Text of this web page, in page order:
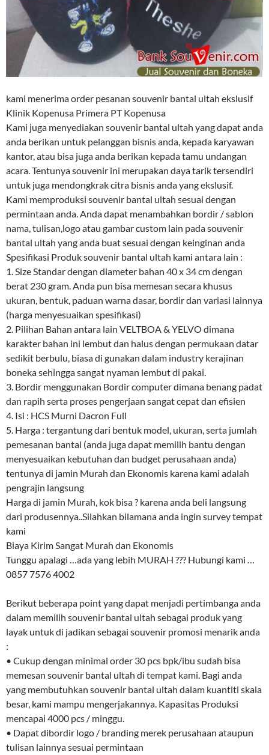
kami menerima order pesanan souvenir bantal ultah ekslusif
Klinik Kopenusa Primera PT Kopenusa
Kami juga menyediakan souvenir bantal ultah yang dapat anda
anda berikan untuk pelanggan bisnis anda, kepada karyawan
kantor, atau bisa juga anda berikan kepada tamu undangan
acara. Tentunya souvenir ini merupakan daya tarik tersendiri
untuk juga mendongkrak citra bisnis anda yang ekslusif.
Kami memproduksi souvenir bantal ultah sesuai dengan
permintaan anda. Anda dapat menambahkan bordir / sablon
nama, tulisan,logo atau gambar custom lain pada souvenir
bantal ultah yang anda buat sesuai dengan keinginan anda
Spesifikasi Produk souvenir bantal ultah kami antara lain :
1. Size Standar dengan diameter bahan 40 x 34 cm dengan
berat 230 gram. Anda pun bisa memesan secara khusus
ukuran, bentuk, paduan warna dasar, bordir dan variasi lainnya
(harga menyesuaikan spesifikasi)
2. Pilihan Bahan antara lain VELTBOA & YELVO dimana
karakter bahan ini lembut dan halus dengan permukaan datar
sedikit berbulu, biasa di gunakan dalam industry kerajinan
boneka sehingga sangat nyaman lembut di pakai.
3. Bordir menggunakan Bordir computer dimana benang padat
dan rapih serta proses pengerjaan sangat cepat dan efisien
4. Isi : HCS Murni Dacron Full
5. Harga : tergantung dari bentuk model, ukuran, serta jumlah
pemesanan bantal (anda juga dapat memilih bantu dengan
menyesuaikan kebutuhan dan budget perusahaan anda)
tentunya di jamin Murah dan Ekonomis karena kami adalah
pengrajin langsung
Harga di jamin Murah, kok bisa ? karena anda beli langsung
dari produsennya..Silahkan bilamana anda ingin survey tempat
kami
Biaya Kirim Sangat Murah dan Ekonomis
Tunggu apalagi …ada yang lebih MURAH ??? Hubungi kami …
0857 7576 4002
Berikut beberapa point yang dapat menjadi pertimbanga anda
dalam memilih souvenir bantal ultah sebagai produk yang
layak untuk di jadikan sebagai souvenir promosi menarik anda
:
• Cukup dengan minimal order 30 pcs bpk/ibu sudah bisa
memesan souvenir bantal ultah di tempat kami. Bagi anda
yang membutuhkan souvenir bantal ultah dalam kuantiti skala
besar, kami mampu mengerjakannya. Kapasitas Produksi
mencapai 4000 pcs / minggu.
• Dapat dibordir logo / branding merek perusahaan ataupun
tulisan lainnya sesuai permintaan